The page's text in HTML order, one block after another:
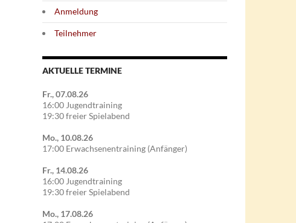
Anmeldung
Teilnehmer
AKTUELLE TERMINE
Fr., 07.08.26
16:00 Jugendtraining
19:30 freier Spielabend
Mo., 10.08.26
17:00 Erwachsenentraining (Anfänger)
Fr., 14.08.26
16:00 Jugendtraining
19:30 freier Spielabend
Mo., 17.08.26